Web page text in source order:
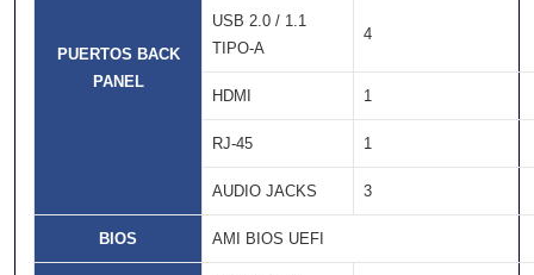
PUERTOS BACK
PANEL
USB 2.0 / 1.1
TIPO-A
4
HDMI 1
RJ-45 1
AUDIO JACKS 3
BIOS AMI BIOS UEFI